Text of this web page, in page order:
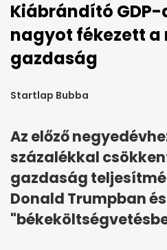
Kiábrándító
nagyot fékezett
gazdaság
Startlap Bubba
Az előző
százalékkal
gazdaság
Donald Trumpban